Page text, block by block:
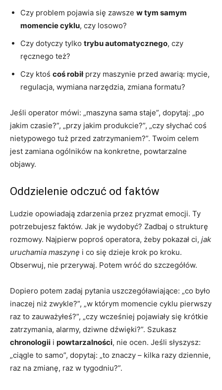
Czy problem pojawia się zawsze w tym samym
momencie cyklu, czy losowo?
Czy dotyczy tylko trybu automatycznego, czy
ręcznego też?
Czy ktoś coś robiłprzy maszynie przed awarią: mycie,
regulacja, wymiana narzędzia, zmiana formatu?
Jeśli operator mówi: „maszyna sama staje”, dopytaj: „po
jakim czasie?”, „przy jakim produkcie?”, „czy słychać coś
nietypowego tuż przed zatrzymaniem?”. Twoim celem
jest zamiana ogólników na konkretne, powtarzalne
objawy.
Oddzielenie odczuć od faktów
Ludzie opowiadają zdarzenia przez pryzmat emocji. Ty
potrzebujesz faktów. Jak je wydobyć? Zadbaj o strukturę
rozmowy. Najpierw poproś operatora, żeby pokazał ci, jak
uruchamia maszynę i co się dzieje krok po kroku.
Obserwuj, nie przerywaj. Potem wróć do szczegółów.
Dopiero potem zadaj pytania uszczegóławiające: „co było
inaczej niż zwykle?”, „w którym momencie cyklu pierwszy
raz to zauważyłeś?”, „czy wcześniej pojawiały się krótkie
zatrzymania, alarmy, dziwne dźwięki?”. Szukasz
chronologii i powtarzalności, nie ocen. Jeśli słyszysz:
„ciągle to samo”, dopytaj: „to znaczy – kilka razy dziennie,
raz na zmianę, raz w tygodniu?”.